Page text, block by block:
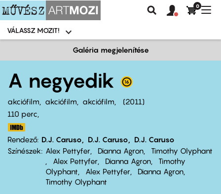
Moziválasztó
menü
VÁLASSZ MOZIT!
Keresés
Felhasználói
fiók
0
Galéria megjelenítése
A negyedik
akciófilm akciófilm akciófilm
2011
110 perc,
Rendező D.J. Caruso D.J. Caruso
D.J. Caruso
Színészek
Alex Pettyfer Dianna Agron
Timothy Olyphant
Alex Pettyfer
Dianna Agron
Timothy
Olyphant
Alex Pettyfer
Dianna Agron
Timothy Olyphant